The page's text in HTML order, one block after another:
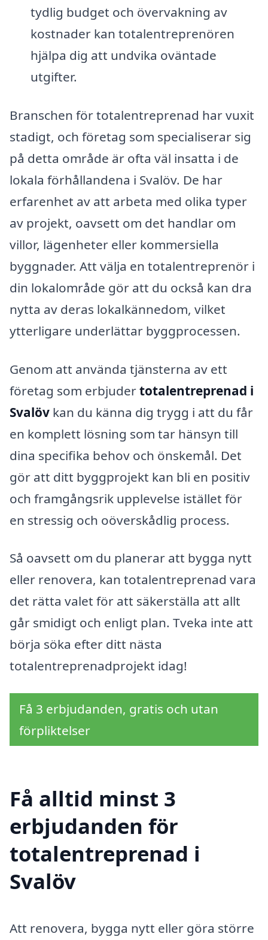
tydlig budget och övervakning av
kostnader kan totalentreprenören
hjälpa dig att undvika oväntade
utgifter.
Branschen för totalentreprenad har vuxit
stadigt, och företag som specialiserar sig
på detta område är ofta väl insatta i de
lokala förhållandena i Svalöv. De har
erfarenhet av att arbeta med olika typer
av projekt, oavsett om det handlar om
villor, lägenheter eller kommersiella
byggnader. Att välja en totalentreprenör i
din lokalområde gör att du också kan dra
nytta av deras lokalkännedom, vilket
ytterligare underlättar byggprocessen.
Genom att använda tjänsterna av ett
företag som erbjudertotalentreprenad i
Svalöv kan du känna dig trygg i att du får
en komplett lösning som tar hänsyn till
dina specifika behov och önskemål. Det
gör att ditt byggprojekt kan bli en positiv
och framgångsrik upplevelse istället för
en stressig och oöverskådlig process.
Så oavsett om du planerar att bygga nytt
eller renovera, kan totalentreprenad vara
det rätta valet för att säkerställa att allt
går smidigt och enligt plan. Tveka inte att
börja söka efter ditt nästa
totalentreprenadprojekt idag!
Få 3 erbjudanden, gratis och utan
förpliktelser
Få alltid minst 3
erbjudanden för
totalentreprenad i
Svalöv
Att renovera, bygga nytt eller göra större